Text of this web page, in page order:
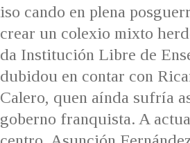
iso cando en plena
crear un colexio mixto
da Institución Libre de
dubidou en contar con
Calero, quen aínda sufría
goberno franquista. A